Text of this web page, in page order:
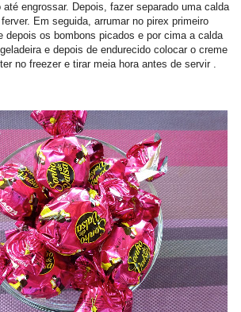
engrossar. Depois, fazer separado uma calda
Em seguida, arrumar no pirex primeiro
depois os bombons picados e por cima a calda
e depois de endurecido colocar o creme
no freezer e tirar meia hora antes de servir .